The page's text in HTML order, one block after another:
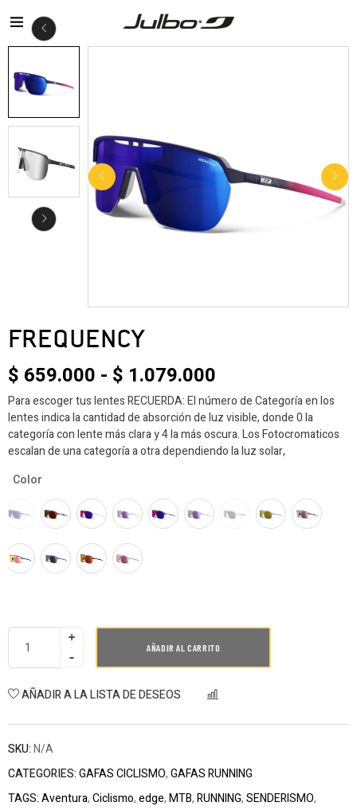
FREQUENCY
$ 659.000 - $ 1.079.000
Para escoger tus lentes RECUERDA: El número de Categoría en los
lentes indica la cantidad de absorción de luz visible, donde 0 la
categoría con lente más clara y 4 la más oscura. Los Fotocromaticos
escalan de una categoría a otra dependiendo la luz solar,
Color
AÑADIR AL CARRITO
AÑADIR A LA LISTA DE DESEOS
SKU:N/A
CATEGORIES:GAFAS CICLISMO,GAFAS RUNNING
TAGS:Aventura,Ciclismo,edge,MTB,RUNNING,SENDERISMO,